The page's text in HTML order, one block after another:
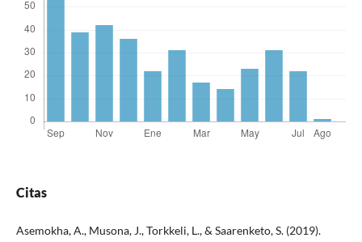
Citas
Asemokha, A., Musona, J., Torkkeli, L., & Saarenketo, S. (2019).